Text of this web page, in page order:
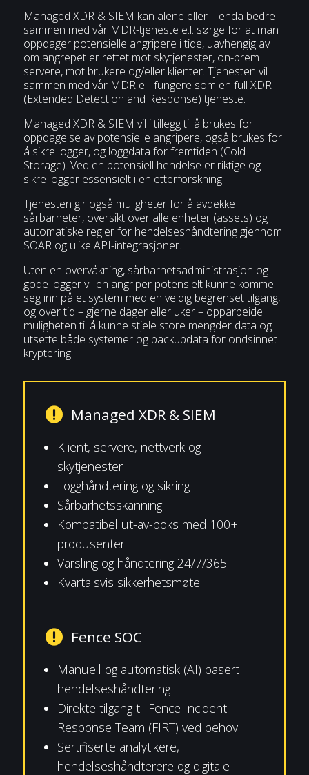
Managed XDR & SIEM kan alene eller – enda bedre –
sammen med vår MDR-tjeneste e.l. sørge for at man
oppdager potensielle angripere i tide, uavhengig av
om angrepet er rettet mot skytjenester, on-prem
servere, mot brukere og/eller klienter. Tjenesten vil
sammen med vår MDR e.l. fungere som en full XDR
(Extended Detection and Response) tjeneste.
Managed XDR & SIEM vil i tillegg til å brukes for
oppdagelse av potensielle angripere, også brukes for
å sikre logger, og loggdata for fremtiden (Cold
Storage). Ved en potensiell hendelse er riktige og
sikre logger essensielt i en etterforskning.
Tjenesten gir også muligheter for å avdekke
sårbarheter, oversikt over alle enheter (assets) og
automatiske regler for hendelseshåndtering gjennom
SOAR og ulike API-integrasjoner.
Uten en overvåkning, sårbarhetsadministrasjon og
gode logger vil en angriper potensielt kunne komme
seg inn på et system med en veldig begrenset tilgang,
og over tid – gjerne dager eller uker – opparbeide
muligheten til å kunne stjele store mengder data og
utsette både systemer og backupdata for ondsinnet
kryptering.
 Managed XDR & SIEM
Klient, servere, nettverk og
skytjenester
Logghåndtering og sikring
Sårbarhetsskanning
Kompatibel ut-av-boks med 100+
produsenter
Varsling og håndtering 24/7/365
Kvartalsvis sikkerhetsmøte
 Fence SOC
Manuell og automatisk (AI) basert
hendelseshåndtering
Direkte tilgang til Fence Incident
Response Team (FIRT) ved behov.
Sertifiserte analytikere,
hendelseshåndterere og digitale